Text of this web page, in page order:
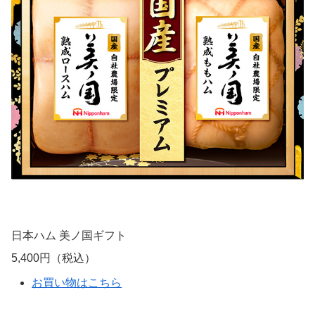
日本ハム 美ノ国ギフト
5,400円（税込）
お買い物はこちら